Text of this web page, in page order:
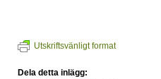
Utskriftsvänligt format
Dela detta inlägg: